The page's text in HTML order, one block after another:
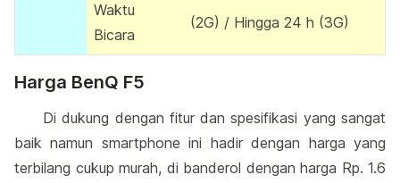
Waktu
Bicara
(2G) / Hingga 24 h (3G)
Harga BenQ F5
Di dukung dengan fitur dan spesifikasi yang sangat
baik namun smartphone ini hadir dengan harga yang
terbilang cukup murah, di banderol dengan harga Rp. 1.6